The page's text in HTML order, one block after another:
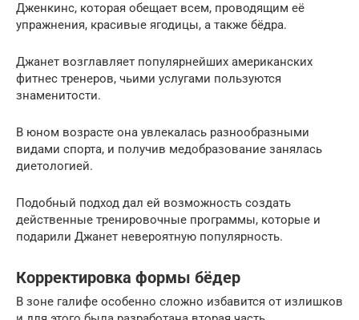
Дженкинс, которая обещает всем, проводящим её
упражнения, красивые ягодицы, а также бёдра.
Джанет возглавляет популярнейших американских
фитнес тренеров, чьими услугами пользуются
знаменитости.
В юном возрасте она увлекалась разнообразными
видами спорта, и получив медобразование занялась
диетологией.
Подобный подход дал ей возможность создать
действенные тренировочные программы, которые и
подарили Джанет невероятную популярность.
Корректировка формы бёдер
В зоне галифе особенно сложно избавится от излишков